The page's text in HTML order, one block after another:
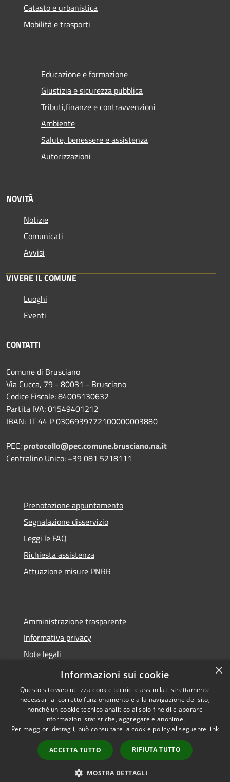
Catasto e urbanistica
Mobilità e trasporti
Educazione e formazione
Giustizia e sicurezza pubblica
Tributi,finanze e contravvenzioni
Ambiente
Salute, benessere e assistenza
Autorizzazioni
NOVITÀ
Notizie
Comunicati
Avvisi
VIVERE IL COMUNE
Luoghi
Eventi
CONTATTI
Comune di Brusciano
Via Cucca, 79 - 80031 - Brusciano
Codice Fiscale: 84005130632
Partita IVA: 01549401212
IBAN: IT 44 P 0306939772100000003880
PEC: protocollo@pec.comune.brusciano.na.it
Centralino Unico: +39 081 5218111
Prenotazione appuntamento
Segnalazione disservizio
Leggi le FAQ
Richiesta assistenza
Attuazione misure PNRR
Amministrazione trasparente
Informativa privacy
Note legali
Dichiarazione di accessibilità
Accessibilità
Copyright © 2026 • Comune di
Brusciano • Powered by
Municipium•
Accesso
redazione
×
Informazioni sui cookie
Questo sito web utilizza cookie tecnici e assimilati strettamente
necessari al corretto funzionamento e alla navigazione del sito,
nonché un cookie tecnico analitico al solo fine di elaborare
informazioni statistiche, aggregate e anonime.
Per maggiori dettagli, può consultare la cookie policy al seguente link
ACCETTA TUTTO RIFIUTA TUTTO
MOSTRA DETTAGLI